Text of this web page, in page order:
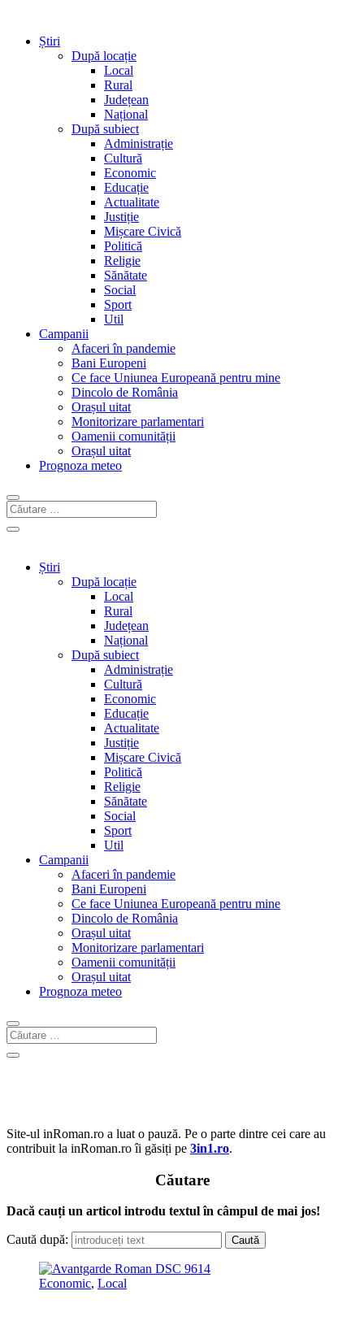
Știri
După locație
Local
Rural
Județean
Național
După subiect
Administrație
Cultură
Economic
Educație
Actualitate
Justiție
Mișcare Civică
Politică
Religie
Sănătate
Social
Sport
Util
Campanii
Afaceri în pandemie
Bani Europeni
Ce face Uniunea Europeană pentru mine
Dincolo de România
Orașul uitat
Monitorizare parlamentari
Oamenii comunității
Orașul uitat
Prognoza meteo
Știri
După locație
Local
Rural
Județean
Național
După subiect
Administrație
Cultură
Economic
Educație
Actualitate
Justiție
Mișcare Civică
Politică
Religie
Sănătate
Social
Sport
Util
Campanii
Afaceri în pandemie
Bani Europeni
Ce face Uniunea Europeană pentru mine
Dincolo de România
Orașul uitat
Monitorizare parlamentari
Oamenii comunității
Orașul uitat
Prognoza meteo
Site-ul inRoman.ro a luat o pauză. Pe o parte dintre cei care au
contribuit la inRoman.ro îi găsiți pe 3in1.ro.
Căutare
Dacă cauți un articol introdu textul în câmpul de mai jos!
Caută după:
Economic, Local